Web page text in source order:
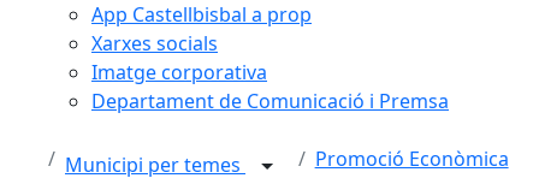
App Castellbisbal a prop
Xarxes socials
Imatge corporativa
Departament de Comunicació i Premsa
Municipi per temes
Promoció Econòmica